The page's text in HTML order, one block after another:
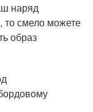
наряд
то смело можете
образ